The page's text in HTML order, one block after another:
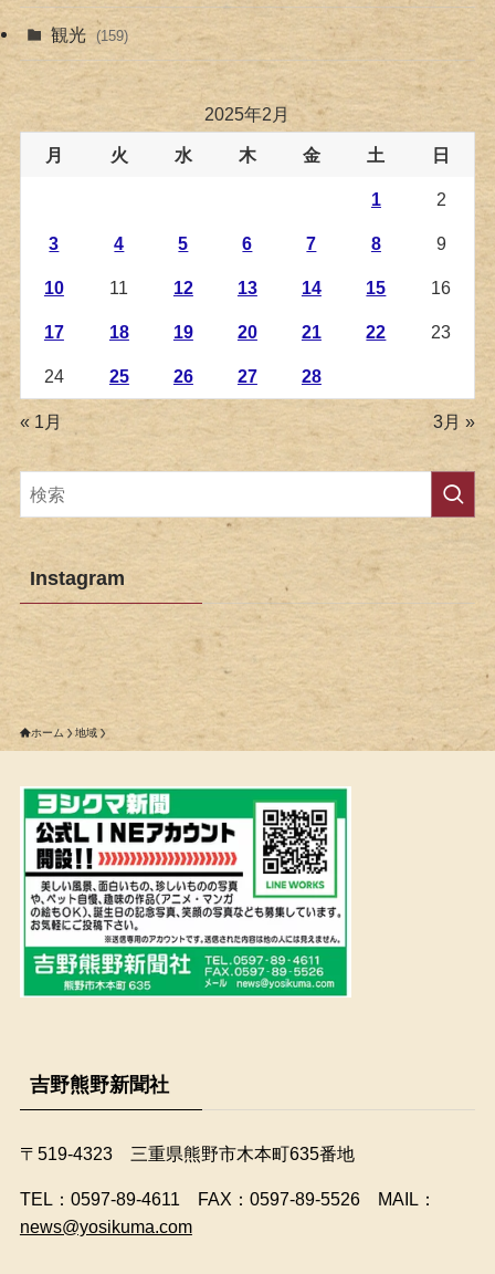
観光 (159)
2025年2月
月 火 水 木 金 土 日
1 2
3 4 5 6 7 8 9
10 11 12 13 14 15 16
17 18 19 20 21 22 23
24 25 26 27 28
« 1月 3月 »
Instagram
ホーム 地域
吉野熊野新聞社
〒519-4323 三重県熊野市木本町635番地
​TEL：0597-89-4611 FAX：0597-89-5526 MAIL：
news@yosikuma.com